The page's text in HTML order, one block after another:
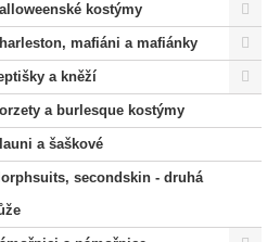
kostýmy
mafiáni a mafiánky
a kněží
a burlesque kostýmy
a šaškové
secondskin - druhá